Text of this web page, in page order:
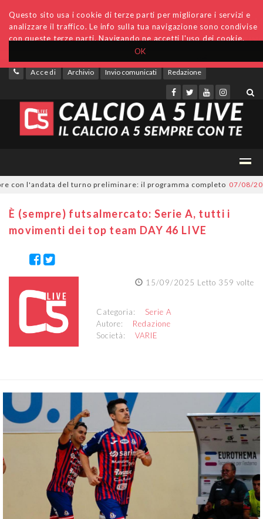
OK
Questo sito usa i cookie di terze parti per migliorare i servizi e
analizzare il traffico. Le info sulla tua navigazione sono condivise
con queste terze parti. Navigando ne accetti l'uso dei cookie.
Accedi Archivio Invio comunicati Redazione
del turno preliminare: il programma completo 07/08/2026
È (sempre) futsalmercato: Serie A, tutti i
movimenti dei top team DAY 46 LIVE
15/09/2025 Letto 359 volte
Categoria: Serie A
Autore: Redazione
Società:VARIE